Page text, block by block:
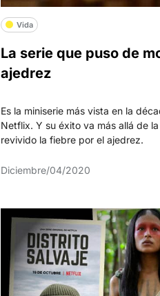
Vida
La serie que puso de
ajedrez
Es la miniserie más vista en la
Netflix. Y su éxito va más allá de
revivido la fiebre por el ajedrez.
Diciembre/04/2020